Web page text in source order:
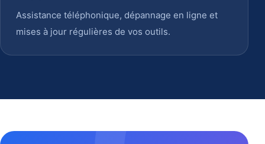
Assistance téléphonique, dépannage en ligne et
mises à jour régulières de vos outils.